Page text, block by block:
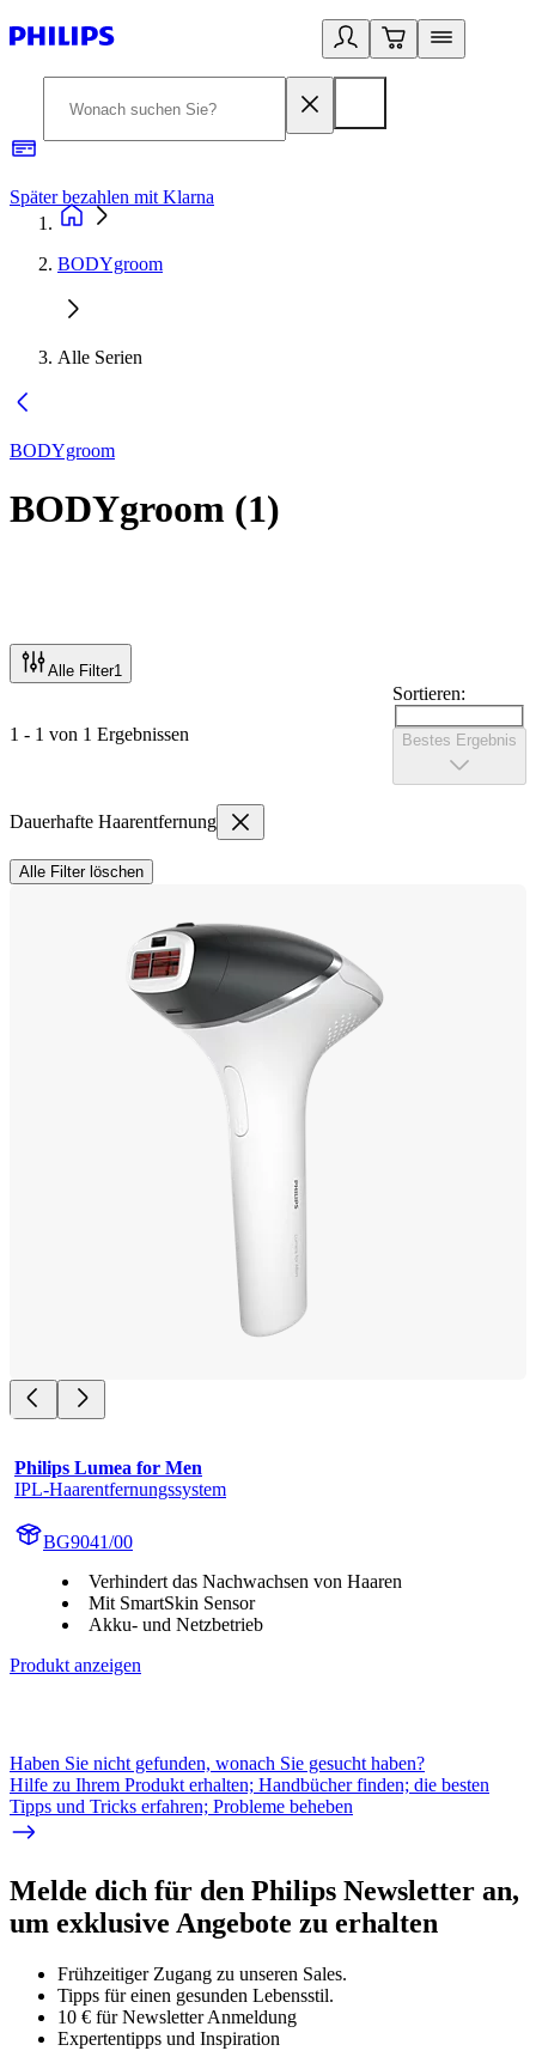
Später bezahlen mit Klarna
BODYgroom
Alle Serien
BODYgroom
BODYgroom (1)
Alle Filter1
1 - 1 von 1 Ergebnissen
Sortieren:
Bestes Ergebnis
Dauerhafte Haarentfernung
Alle Filter löschen
Philips Lumea for Men
IPL-Haarentfernungssystem
BG9041/00
Verhindert das Nachwachsen von Haaren
Mit SmartSkin Sensor
Akku- und Netzbetrieb
Produkt anzeigen
Haben Sie nicht gefunden, wonach Sie gesucht haben?
Hilfe zu Ihrem Produkt erhalten; Handbücher finden; die besten
Tipps und Tricks erfahren; Probleme beheben
Melde dich für den Philips Newsletter an,
um exklusive Angebote zu erhalten
Frühzeitiger Zugang zu unseren Sales.
Tipps für einen gesunden Lebensstil.
10 € für Newsletter Anmeldung
Expertentipps und Inspiration